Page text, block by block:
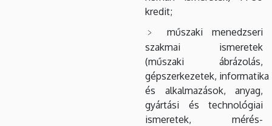
kredit;
műszaki menedzseri
szakmai ismeretek
(műszaki ábrázolás,
gépszerkezetek, informatika
és alkalmazások, anyag,
gyártási és technológiai
ismeretek, mérés-